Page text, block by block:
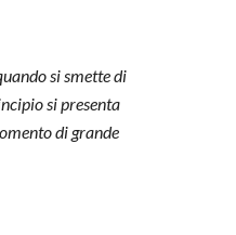
si smette di
si presenta
di grande